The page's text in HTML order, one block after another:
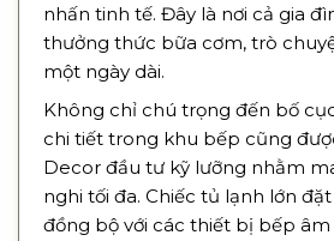
nhấn tinh tế. Đây là nơi cả gia
thưởng thức bữa cơm, trò
một ngày dài.
Không chỉ chú trọng đến bố
chi tiết trong khu bếp cũng
Decor đầu tư kỹ lưỡng nhằm
nghi tối đa. Chiếc tủ lạnh lớn
đồng bộ với các thiết bị bếp